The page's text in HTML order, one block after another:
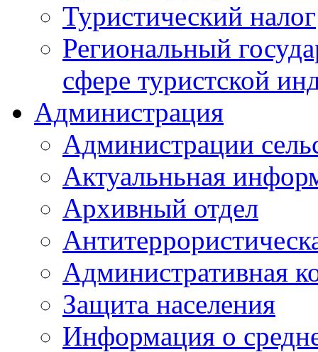
Туристический налог
Региональный
сфере туристской
Администрация
Администрации
Актуальньная
Архивный отдел
Административная
Защита населения
Информация о